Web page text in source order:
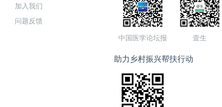
加入我们
问题反馈
中国医学论坛报 壹生
助力乡村振兴帮扶行动